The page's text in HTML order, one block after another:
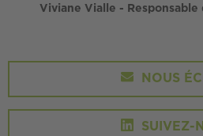
Viviane Vialle - Responsable
NOUS
SUIVEZ-